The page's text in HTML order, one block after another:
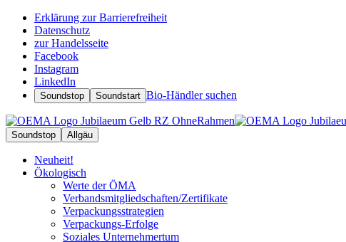
Erklärung zur Barrierefreiheit
Datenschutz
zur Handelsseite
Facebook
Instagram
LinkedIn
Soundstop Soundstart Bio-Händler suchen
Soundstop Allgäu
Neuheit!
Ökologisch
Werte der ÖMA
Verbandsmitgliedschaften/Zertifikate
Verpackungsstrategien
Verpackungs-Erfolge
Soziales Unternehmertum